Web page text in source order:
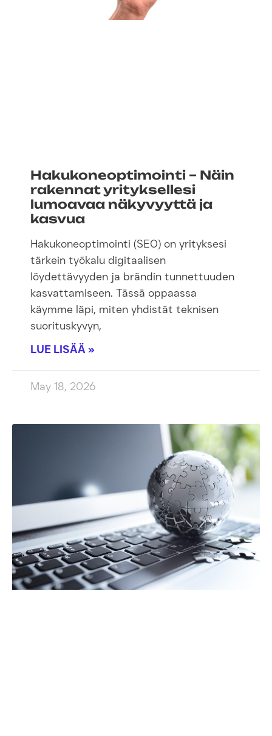
Hakukoneoptimointi – Näin
rakennat yrityksellesi
lumoavaa näkyvyyttä ja
kasvua
Hakukoneoptimointi (SEO) on yrityksesi
tärkein työkalu digitaalisen
löydettävyyden ja brändin tunnettuuden
kasvattamiseen. Tässä oppaassa
käymme läpi, miten yhdistät teknisen
suorituskyvyn,
LUE LISÄÄ »
May 18, 2026